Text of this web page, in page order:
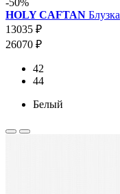
HOLY CAFTAN Блузка
13035 ₽
26070 ₽
42
44
Белый